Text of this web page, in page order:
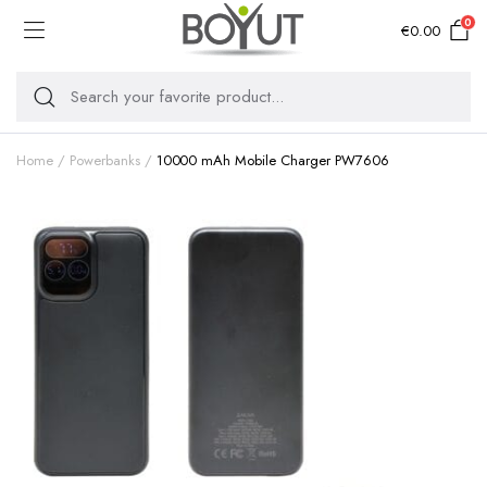
€0.00 0
Home Powerbanks 10000 mAh Mobile Charger PW7606